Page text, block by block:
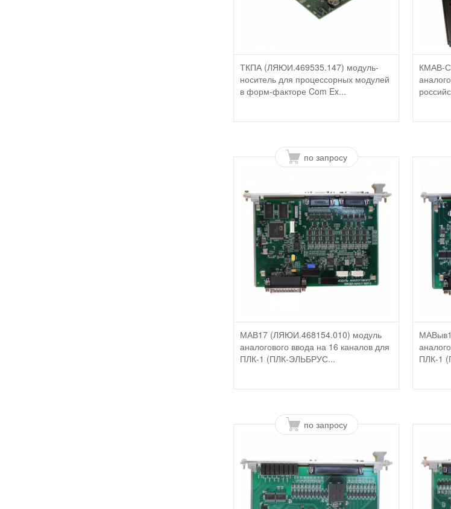
ТКПА (ЛЯЮИ.469535.147) модуль-
носитель для процессорных модулей
в форм-факторе Com Ex...
КМАВ-С
по запросу
МАВ17 (ЛЯЮИ.468154.010) модуль
аналогового ввода на 16 каналов для
ПЛК-1 (ПЛК-ЭЛЬБРУС...
ПЛК-1
по запросу